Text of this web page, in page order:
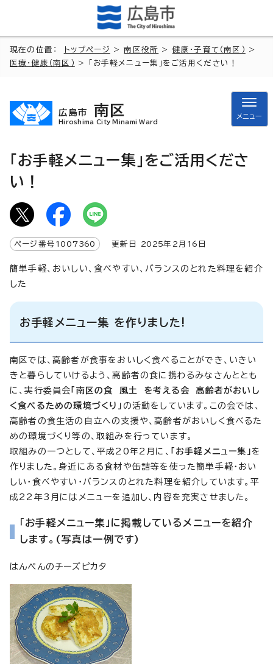
現在の位置： トップページ >南区役所 > 健康・子育て（南区）
>
医療・健康（南区）
> 「お手軽メニュー集」をご活用ください！
広島市 南区
Hiroshima City Minami Ward
メニュー
「お手軽メニュー集」をご活用くださ
い！
ページ番号 1007360 更新日 2025年2月 16 日
簡単手軽、おいしい、食べやすい、バランスのとれた料理を紹介
した
お手軽メニュー集 を作りました!
南区では、高齢者が食事をおいしく食べることができ、いきい
きと暮らしていけるよう、高齢者の食に携わるみなさんととも
に、実行委員会 「南区の食 風土 を考える会 高齢者がおいし
く食べるための環境づくり」 の活動をしています。この会では、
高齢者の食生活の自立への支援や、高齢者がおいしく食べるた
めの環境づくり等の、取組みを行っています。
取組みの一つとして、平成20年2月に、
「お手軽メニュー集」 を
作りました。身近にある食材や缶詰等を使った簡単手軽・おい
しい・食べやすい・バランスのとれた料理を紹介しています。平
成22年3月にはメニューを追加し、内容を充実させました。
「お手軽メニュー集」に掲載しているメニューを紹介
します。(写真は一例です)
はんぺんのチーズピカタ